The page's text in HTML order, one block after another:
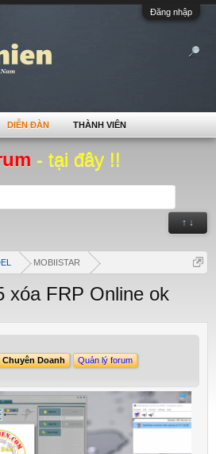
Đăng nhập
- tại đây !!
↑ ↓
MOBIISTAR
xóa FRP Online ok
Chuyên Doanh Quản lý forum
DIỄN ĐÀN THÀNH VIÊN